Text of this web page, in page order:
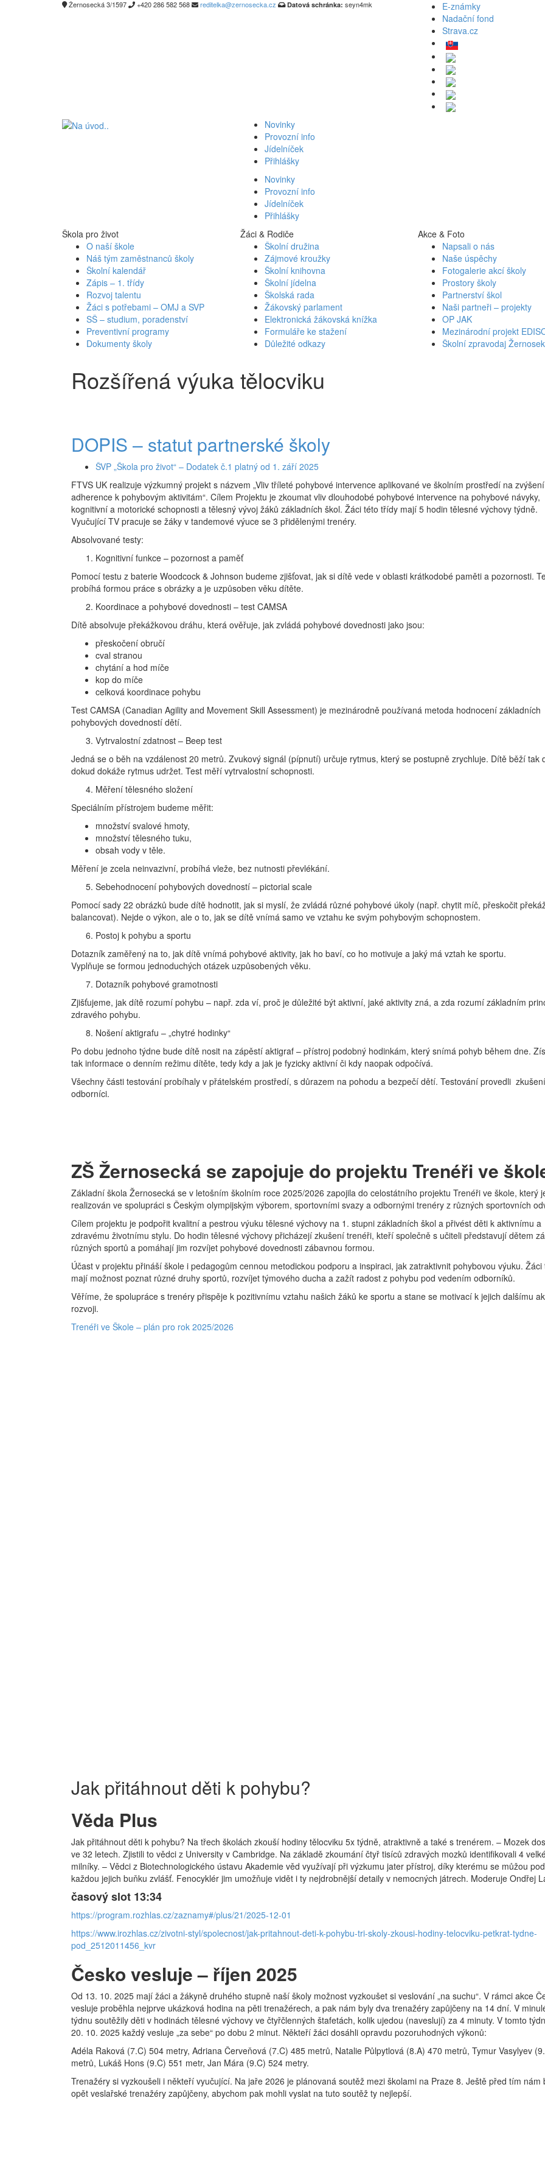
Žernosecká 3/1597 +420 286 582 568 reditelka@zernosecka.cz Datová schránka: seyn4mk
E-známky
Nadační fond
Strava.cz
Novinky
Provozní info
Jídelníček
Přihlášky
Novinky
Provozní info
Jídelníček
Přihlášky
Škola pro život
O naší škole
Náš tým zaměstnanců školy
Školní kalendář
Zápis – 1. třídy
Rozvoj talentu
Žáci s potřebami – OMJ a SVP
SŠ – studium, poradenství
Preventivní programy
Dokumenty školy
Žáci & Rodiče
Školní družina
Zájmové kroužky
Školní knihovna
Školní jídelna
Školská rada
Žákovský parlament
Elektronická žákovská knížka
Formuláře ke stažení
Důležité odkazy
Akce & Foto
Napsali o nás
Naše úspěchy
Fotogalerie akcí školy
Prostory školy
Partnerství škol
Naši partneři – projekty
OP JAK
Mezinárodní projekt
Školní zpravodaj
Rozšířená výuka tělocviku
DOPIS – statut partnerské školy
ŠVP „Škola pro život“ – Dodatek č.1 platný od 1. září 2025
FTVS UK realizuje výzkumný projekt s názvem „Vliv tříleté pohybové intervence aplikované ve školním prostředí na zvýšení
adherence k pohybovým aktivitám“. Cílem Projektu je zkoumat vliv dlouhodobé pohybové intervence na pohybové návyky,
kognitivní a motorické schopnosti a tělesný vývoj žáků základních škol. Žáci této třídy mají 5 hodin tělesné výchovy týdně.
Vyučující TV pracuje se žáky v tandemové výuce se 3 přidělenými trenéry.
Absolvované testy:
Kognitivní funkce – pozornost a paměť
Pomocí testu z baterie Woodcock & Johnson budeme zjišťovat, jak si dítě vede v oblasti krátkodobé paměti a pozornosti.
probíhá formou práce s obrázky a je uzpůsoben věku dítěte.
Koordinace a pohybové dovednosti – test CAMSA
Dítě absolvuje překážkovou dráhu, která ověřuje, jak zvládá pohybové dovednosti jako jsou:
přeskočení obručí
cval stranou
chytání a hod míče
kop do míče
celková koordinace pohybu
Test CAMSA (Canadian Agility and Movement Skill Assessment) je mezinárodně používaná metoda hodnocení základních
pohybových dovedností dětí.
Vytrvalostní zdatnost – Beep test
Jedná se o běh na vzdálenost 20 metrů. Zvukový signál (pípnutí) určuje rytmus, který se postupně zrychluje. Dítě běží tak
dokud dokáže rytmus udržet. Test měří vytrvalostní schopnosti.
Měření tělesného složení
Speciálním přístrojem budeme měřit:
množství svalové hmoty,
množství tělesného tuku,
obsah vody v těle.
Měření je zcela neinvazivní, probíhá vleže, bez nutnosti převlékání.
Sebehodnocení pohybových dovedností – pictorial scale
Pomocí sady 22 obrázků bude dítě hodnotit, jak si myslí, že zvládá různé pohybové úkoly (např. chytit míč, přeskočit
balancovat). Nejde o výkon, ale o to, jak se dítě vnímá samo ve vztahu ke svým pohybovým schopnostem.
Postoj k pohybu a sportu
Dotazník zaměřený na to, jak dítě vnímá pohybové aktivity, jak ho baví, co ho motivuje a jaký má vztah ke sportu.
Vyplňuje se formou jednoduchých otázek uzpůsobených věku.
Dotazník pohybové gramotnosti
Zjišťujeme, jak dítě rozumí pohybu – např. zda ví, proč je důležité být aktivní, jaké aktivity zná, a zda rozumí základním
zdravého pohybu.
Nošení aktigrafu – „chytré hodinky“
Po dobu jednoho týdne bude dítě nosit na zápěstí aktigraf – přístroj podobný hodinkám, který snímá pohyb během dne.
tak informace o denním režimu dítěte, tedy kdy a jak je fyzicky aktivní či kdy naopak odpočívá.
Všechny části testování probíhaly v přátelském prostředí, s důrazem na pohodu a bezpečí dětí. Testování provedli zkušení
odborníci.
ZŠ Žernosecká se zapojuje do projektu Trenéři ve
Základní škola Žernosecká se v letošním školním roce 2025/2026 zapojila do celostátního projektu Trenéři ve škole, který
realizován ve spolupráci s Českým olympijským výborem, sportovními svazy a odbornými trenéry z různých sportovních
Cílem projektu je podpořit kvalitní a pestrou výuku tělesné výchovy na 1. stupni základních škol a přivést děti k aktivnímu a
zdravému životnímu stylu. Do hodin tělesné výchovy přicházejí zkušení trenéři, kteří společně s učiteli představují dětem
různých sportů a pomáhají jim rozvíjet pohybové dovednosti zábavnou formou.
Účast v projektu přináší škole i pedagogům cennou metodickou podporu a inspiraci, jak zatraktivnit pohybovou výuku. Žáci
mají možnost poznat různé druhy sportů, rozvíjet týmového ducha a zažít radost z pohybu pod vedením odborníků.
Věříme, že spolupráce s trenéry přispěje k pozitivnímu vztahu našich žáků ke sportu a stane se motivací k jejich dalšímu
rozvoji.
Trenéři ve Škole – plán pro rok 2025/2026
Jak přitáhnout děti k pohybu?
Věda Plus
Jak přitáhnout děti k pohybu? Na třech školách zkouší hodiny tělocviku 5x týdně, atraktivně a také s trenérem. – Mozek
ve 32 letech. Zjistili to vědci z University v Cambridge. Na základě zkoumání čtyř tisíců zdravých mozků identifikovali 4
milníky. – Vědci z Biotechnologického ústavu Akademie věd využívají při výzkumu jater přístroj, díky kterému se můžou
každou jejich buňku zvlášť. Fenocyklér jim umožňuje vidět i ty nejdrobnější detaily v nemocných játrech. Moderuje Ondřej
časový slot 13:34
https://program.rozhlas.cz/zaznamy#/plus/21/2025-12-01
https://www.irozhlas.cz/zivotni-styl/spolecnost/jak-pritahnout-deti-k-pohybu-tri-skoly-zkousi-hodiny-telocviku-petkrat-tydne-
pod_2512011456_kvr
Česko vesluje – říjen 2025
Od 13. 10. 2025 mají žáci a žákyně druhého stupně naší školy možnost vyzkoušet si veslování „na suchu“. V rámci akce
vesluje proběhla nejprve ukázková hodina na pěti trenažérech, a pak nám byly dva trenažéry zapůjčeny na 14 dní. V
týdnu soutěžily děti v hodinách tělesné výchovy ve čtyřčlenných štafetách, kolik ujedou (naveslují) za 4 minuty. V tomto
20. 10. 2025 každý vesluje „za sebe“ po dobu 2 minut. Někteří žáci dosáhli opravdu pozoruhodných výkonů:
Adéla Raková (7.C) 504 metry, Adriana Červeňová (7.C) 485 metrů, Natalie Půlpytlová (8.A) 470 metrů, Tymur Vasylyev
metrů, Lukáš Hons (9.C) 551 metr, Jan Mára (9.C) 524 metry.
Trenažéry si vyzkoušeli i někteří vyučující. Na jaře 2026 je plánovaná soutěž mezi školami na Praze 8. Ještě před tím nám
opět veslařské trenažéry zapůjčeny, abychom pak mohli vyslat na tuto soutěž ty nejlepší.